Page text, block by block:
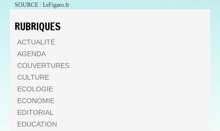
SOURCE : LeFigaro.fr
RUBRIQUES
ACTUALITÉ
AGENDA
COUVERTURES
CULTURE
ECOLOGIE
ECONOMIE
EDITORIAL
EDUCATION